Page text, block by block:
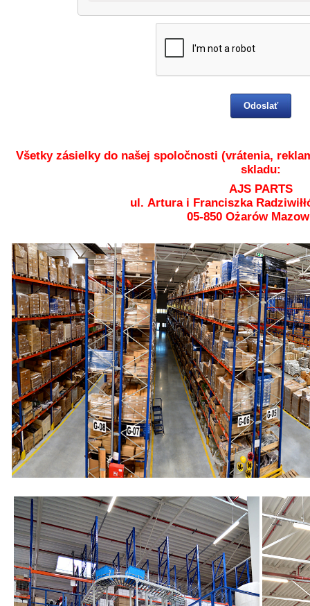
Všetky zásielky do našej spoločnosti (vrátenia,
skladu:
AJS PARTS
ul. Artura i Franciszka
05-850 Ożarów